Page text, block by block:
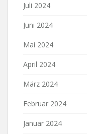
Juli 2024
Juni 2024
Mai 2024
April 2024
März 2024
Februar 2024
Januar 2024